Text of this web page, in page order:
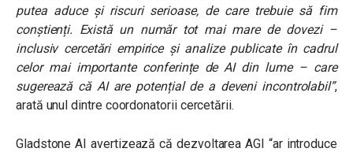
putea aduce și riscuri serioase, de care trebuie să fim
conștienți. Există un număr tot mai mare de dovezi –
inclusiv cercetări empirice și analize publicate în cadrul
celor mai importante conferințe de AI din lume – care
sugerează că AI are potențial de a deveni incontrolabil”,
arată unul dintre coordonatorii cercetării.
Gladstone AI avertizează că dezvoltarea AGI “ar introduce